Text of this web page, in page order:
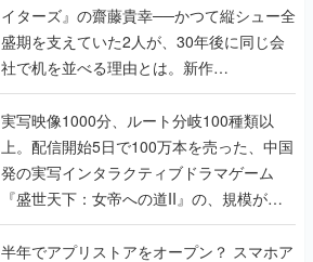
『TATSUJIN EXTREME』で初タッグを組
んだレジェンド2人に訊く開発秘話
実写映像1000分、ルート分岐100種類以
上。配信開始5日で100万本を売った、中国
発の実写インタラクティブドラマゲーム
『盛世天下：女帝への道II』の、規模が違
うこだわりをプロデューサーに聞いた
半年でアプリストアをオープン？ スマホア
プリの“代替ストア”として、わずか6ヵ月で
国内向けローンチを行った発見型ストア
『あっぷアリーナ！』仕掛け人に話を聞い